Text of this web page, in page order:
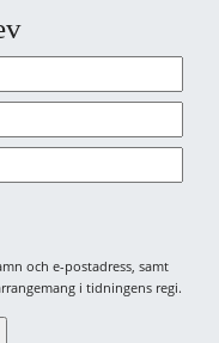
och e-postadress, samt
i tidningens regi.